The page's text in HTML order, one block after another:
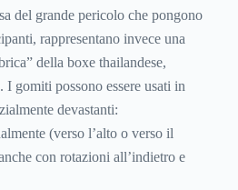
del grande pericolo che pongono
rappresentano invece una
della boxe thailandese,
I gomiti possono essere usati in
devastanti:
(verso l’alto o verso il
con rotazioni all’indietro e